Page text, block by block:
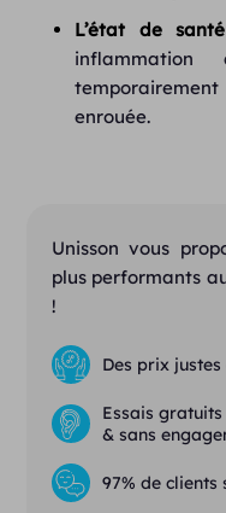
L’état de
enrouée.
Unisson vous
plus performants
!
Des prix
Essais gratuits
& sans
97% de clients